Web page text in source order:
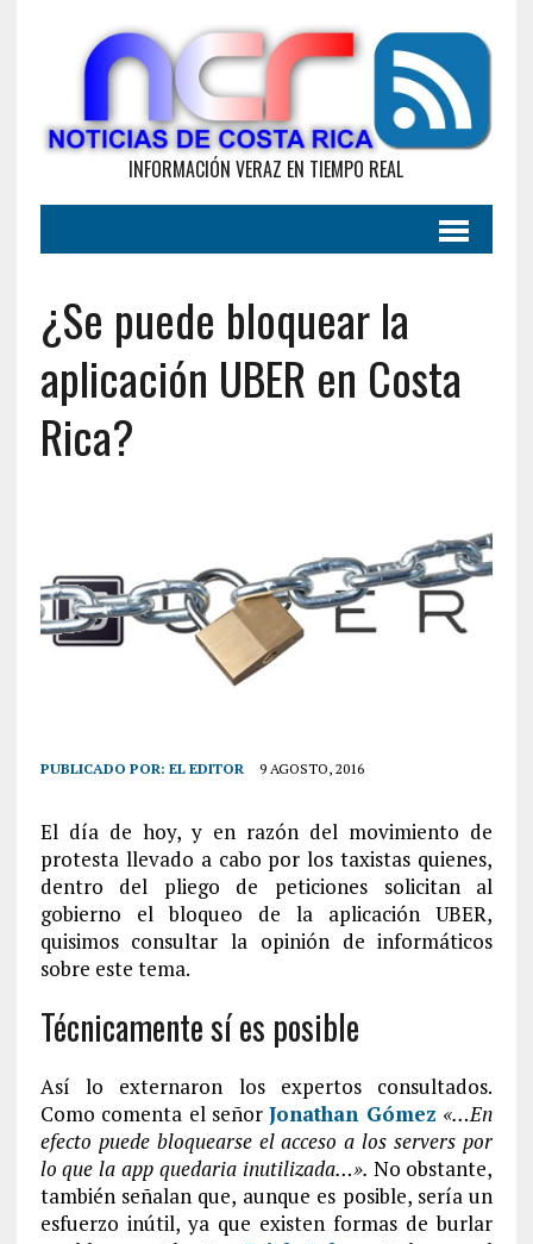
INFORMACIÓN VERAZ EN TIEMPO REAL
¿Se puede bloquear la
aplicación UBER en Costa
Rica?
PUBLICADO POR: EL EDITOR 9 AGOSTO, 2016
El día de hoy, y en razón del movimiento de
protesta llevado a cabo por los taxistas quienes,
dentro del pliego de peticiones solicitan al
gobierno el bloqueo de la aplicación UBER,
quisimos consultar la opinión de informáticos
sobre este tema.
Técnicamente sí es posible
Así lo externaron los expertos consultados.
Como comenta el señorJonathan Gómez «…En
efecto puede bloquearse el acceso a los servers por
lo que la app quedaria inutilizada…». No obstante,
también señalan que, aunque es posible, sería un
esfuerzo inútil, ya que existen formas de burlar